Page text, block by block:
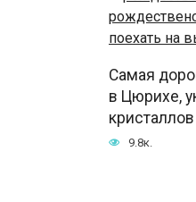
Самая
в Цюрихе,
кристаллов
9.8к.